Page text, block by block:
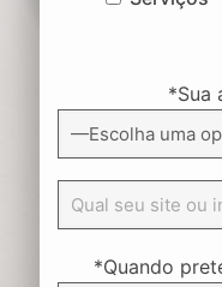
*Sua
*Quando